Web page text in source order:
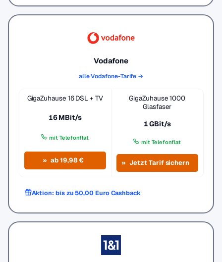
Vodafone
alle Vodafone-Tarife →
GigaZuhause 16 DSL + TV
16 MBit/s
mit Telefonflat
ab 19,98 €
GigaZuhause 1000
Glasfaser
1 GBit/s
mit Telefonflat
Jetzt Tarif sichern
Aktion: bis zu 50,00 Euro Cashback